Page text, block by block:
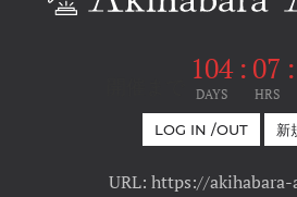
104
DAYS
: 07
HRS
:
LOG IN /OUT 新
URL: https://